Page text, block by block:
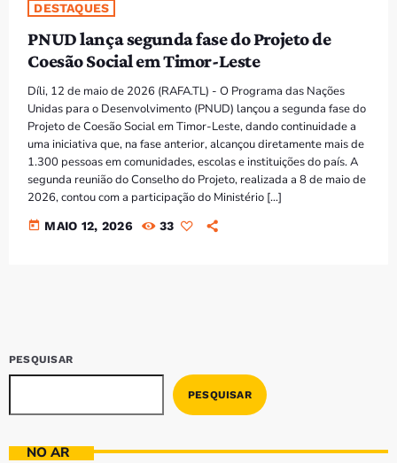
TÉTUM
PORTUGUÊS
PRÓXIMOS PROGRAMAS
DESTAQUES
PNUD lança segunda fase do Projeto de
Coesão Social em Timor-Leste
Díli, 12 de maio de 2026 (RAFA.TL) - O Programa das Nações
Unidas para o Desenvolvimento (PNUD) lançou a segunda fase do
Projeto de Coesão Social em Timor-Leste, dando continuidade a
uma iniciativa que, na fase anterior, alcançou diretamente mais de
1.300 pessoas em comunidades, escolas e instituições do país. A
segunda reunião do Conselho do Projeto, realizada a 8 de maio de
2026, contou com a participação do Ministério […]
today MAIO 12, 2026 33
PESQUISAR
PESQUISAR
NO AR